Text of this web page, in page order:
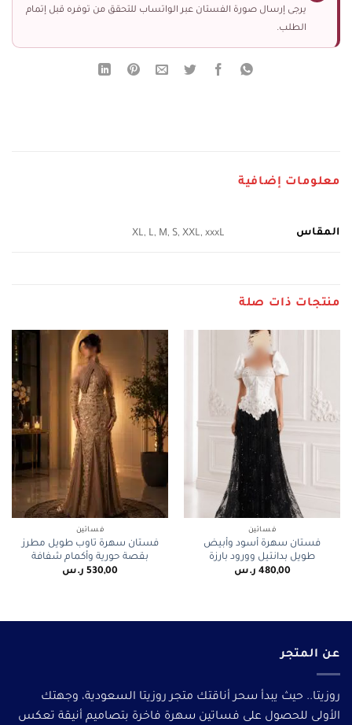
يرجى إرسال صورة الفستان عبر الواتساب للتحقق من توفره قبل إتمام
الطلب.
معلومات إضافية
المقاس XL, L, M, S, XXL, xxxL
منتجات ذات صلة
فساتين
فستان سهرة أسود وأبيض
طويل بدانتيل وورود بارزة
480,00 ر.س
فساتين
فستان سهرة تاوب طويل مطرز
بقصة حورية وأكمام شفافة
530,00 ر.س
عن المتجر
روزيتا.. حيث يبدأ سحر أناقتك متجر روزيتا السعودية، وجهتك
الأولى للحصول على فساتين سهرة فاخرة بتصاميم أنيقة تعكس